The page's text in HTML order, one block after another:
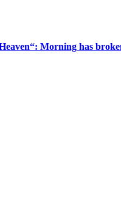
Morning has